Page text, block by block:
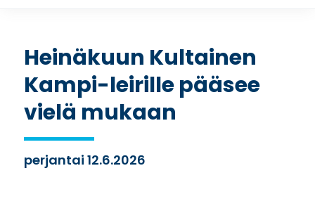
Heinäkuun Kultainen
Kampi-leirille pääsee
vielä mukaan
perjantai 12.6.2026